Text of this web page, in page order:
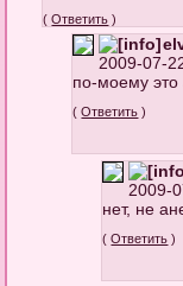
(Ответить )
2009-07-
по-моему это
(Ответить )
2009-
нет, не
(Ответить )